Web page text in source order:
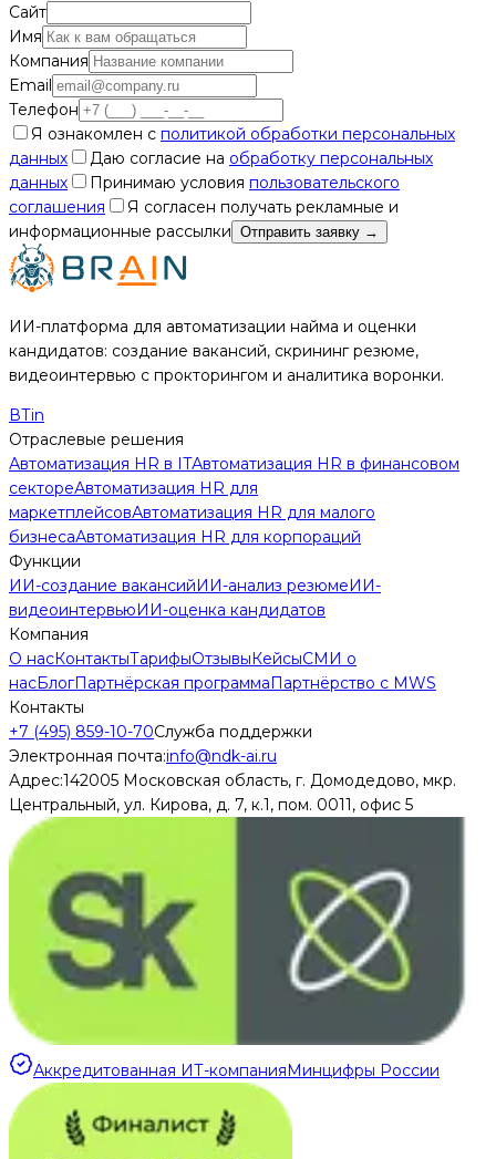
Сайт
Имя
Компания
Email
Телефон
Я ознакомлен с политикой обработки персональных
данных
Даю согласие на обработку персональных
данных
Принимаю условия пользовательского
соглашения
Я согласен получать рекламные и
информационные рассылки Отправить заявку →
ИИ-платформа для автоматизации найма и оценки
кандидатов: создание вакансий, скрининг резюме,
видеоинтервью с прокторингом и аналитика воронки.
ВТin
Отраслевые решения
Автоматизация HR в ITАвтоматизация HR в финансовом
сектореАвтоматизация HR для
маркетплейсовАвтоматизация HR для малого
бизнесаАвтоматизация HR для корпораций
Функции
ИИ-создание вакансийИИ-анализ резюмеИИ-
видеоинтервьюИИ-оценка кандидатов
Компания
О насКонтактыТарифыОтзывыКейсыСМИ о
насБлогПартнёрская программаПартнёрство с MWS
Контакты
+7 (495) 859-10-70Служба поддержки
Электронная почта:info@ndk-ai.ru
Адрес:142005 Московская область, г. Домодедово, мкр.
Центральный, ул. Кирова, д. 7, к.1, пом. 0011, офис 5
Аккредитованная ИТ-компанияМинцифры России